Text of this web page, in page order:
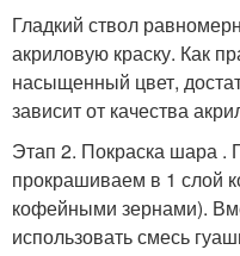
Гладкий ствол
акриловую краску. Как
насыщенный цвет,
зависит от качества
Этап 2. Покраска шара
прокрашиваем в 1 слой
кофейными зернами).
использовать смесь